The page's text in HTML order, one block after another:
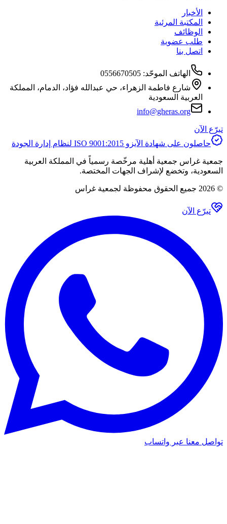
الأخبار
المكتبة المرئية
الوظائف
طلب عضوية
اتصل بنا
الهاتف الموحّد:
0556670505
شارع فاطمة الزهراء، حي عبدالله فؤاد، الدمام، المملكة
العربية السعودية
info@gheras.org
الآن
حاصلون على شهادة الآيزو ISO 9001:2015 لنظام إدارة الجودة
غراس جمعية أهلية مرخّصة رسمياً في المملكة العربية
وتخضع لإشراف الجهات المختصة.
2026جميع الحقوق محفوظة لجمعية غراس
تبرّع الآن
معنا عبر واتساب